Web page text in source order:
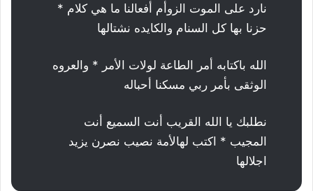
نارد على الموت الزوأم أفعالنا ما هي كلام *
حزنا بها كل السنام والكايده نشتالها
الله باكتابه أمر الطاعة لولات الأمر * والعروه
الوثقى بأمر ربي مسكنا أحباله
نطلبك يا الله القريب أنت السميع أنت
المجيب * اكتب لهالأمة نصيب نصرن يزيد
اجلالها